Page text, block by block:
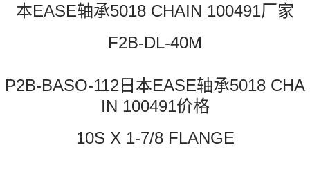
本EASE轴承5018 CHAIN 100491厂家
F2B-DL-40M
P2B-BASO-112日本EASE轴承5018 CHA
IN 100491价格
10S X 1-7/8 FLANGE